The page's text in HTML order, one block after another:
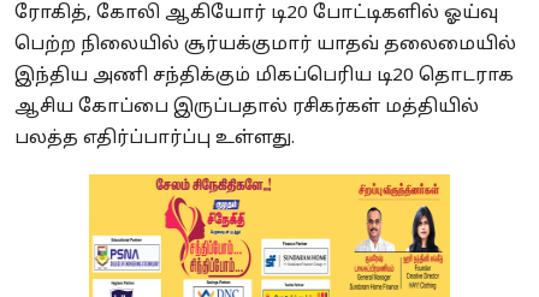
ரோகித், கோலி ஆகியோர் டி20 போட்டிகளில் ஓய்வு
பெற்ற நிலையில் சூர்யக்குமார் யாதவ் தலைமையில்
இந்திய அணி சந்திக்கும் மிகப்பெரிய டி20 தொடராக
ஆசிய கோப்பை இருப்பதால் ரசிகர்கள் மத்தியில்
பலத்த எதிர்ப்பார்ப்பு உள்ளது.